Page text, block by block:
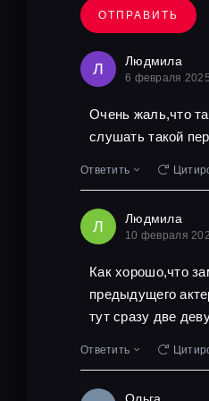
ОТПРАВИТЬ
Л Людмила
6 февраля
Очень жаль,что
слушать такой
Ответить
Л Людмила
10 февраля
Как хорошо,что
предыдущего
тут сразу две
Ответить